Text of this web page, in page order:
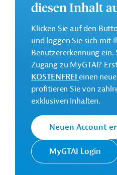
Weltbank
Die
weltweit
Originaldokument:
Download
diesen Inhalt
Klicken Sie auf den
und loggen Sie sich mit
Benutzererkennung ein.
Zugang zu MyGTAI?
KOSTENFREIeinen
profitieren Sie von
exklusiven Inhalten.
Neuen Account
MyGTAI Login